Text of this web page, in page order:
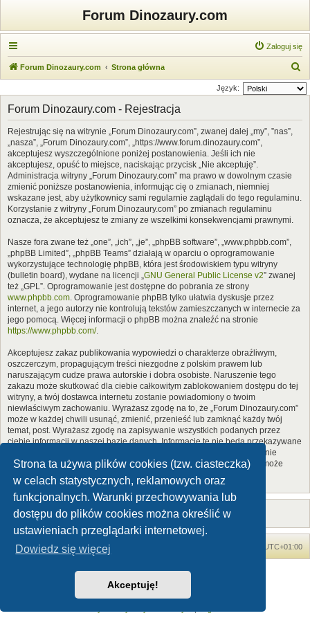
Strona ta używa plików cookies (tzw. ciasteczka)
w celach statystycznych, reklamowych oraz
funkcjonalnych. Warunki przechowywania lub
dostępu do plików cookies można określić w
ustawieniach przeglądarki internetowej.
Dowiedz się więcej
Akceptuję!
Forum Dinozaury.com
Zaloguj się
Forum Dinozaury.com Strona główna
z
Język:
Forum Dinozaury.com - Rejestracja
Rejestrując się na witrynie „Forum Dinozaury.com”, zwanej dalej „my”, ”nas”,
„nasza”, „Forum Dinozaury.com”, „https://www.forum.dinozaury.com”,
akceptujesz wyszczególnione poniżej postanowienia. Jeśli ich nie
akceptujesz, opuść to miejsce, naciskając przycisk „Nie akceptuję”.
Administracja witryny „Forum Dinozaury.com” ma prawo w dowolnym czasie
zmienić poniższe postanowienia, informując cię o zmianach, niemniej
wskazane jest, aby użytkownicy sami regularnie zaglądali do tego regulaminu.
Korzystanie z witryny „Forum Dinozaury.com” po zmianach regulaminu
oznacza, że akceptujesz te zmiany ze wszelkimi konsekwencjami prawnymi.
Nasze fora zwane też „one”, „ich”, „je”, „phpBB software”, „www.phpbb.com”,
„phpBB Limited”, „phpBB Teams” działają w oparciu o oprogramowanie
wykorzystujące technologię phpBB, która jest środowiskiem typu witryny
(bulletin board), wydane na licencji „GNU General Public License v2” zwanej
też „GPL”. Oprogramowanie jest dostępne do pobrania ze strony
www.phpbb.com. Oprogramowanie phpBB tylko ułatwia dyskusje przez
internet, a jego autorzy nie kontrolują tekstów zamieszczanych w internecie za
jego pomocą. Więcej informacji o phpBB można znaleźć na stronie
https://www.phpbb.com/.
Akceptujesz zakaz publikowania wypowiedzi o charakterze obraźliwym,
oszczerczym, propagującym treści niezgodne z polskim prawem lub
naruszającym cudze prawa autorskie i dobra osobiste. Naruszenie tego
zakazu może skutkować dla ciebie całkowitym zablokowaniem dostępu do tej
witryny, a twój dostawca internetu zostanie powiadomiony o twoim
niewłaściwym zachowaniu. Wyrażasz zgodę na to, że „Forum Dinozaury.com”
może w każdej chwili usunąć, zmienić, przenieść lub zamknąć każdy twój
temat, post. Wyrażasz zgodę na zapisywanie wszystkich podanych przez
ciebie informacji w naszej bazie danych. Informacje te nie będą przekazywane
nikomu bez twojej zgody, ale ani „Forum Dinozaury.com”, ani phpBB nie
ponosi odpowiedzialności za włamania do witryny, podczas których może
dojść do kradzieży danych.
Forum Dinozaury.com UTC+01:00
Dinozaury.com© 2006-2020
Technologię dostarczaphpBB® Forum Software © phpBB Limited
Polski pakiet językowy dostarcza